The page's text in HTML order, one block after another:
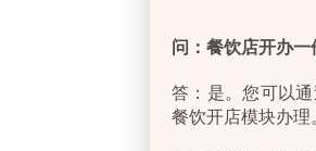
问： 餐饮店开办一
答：是。您可以
餐饮开店模块办理